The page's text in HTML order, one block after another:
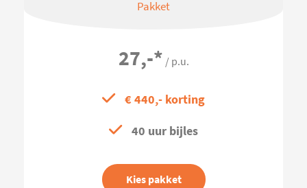
Pakket
27,-* / p.u.
€ 440,- korting
40 uur bijles
Kies pakket